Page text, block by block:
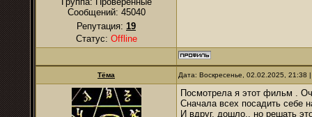
Сообщений: 45040
Репутация: 19
Статус: Offline
Тёма Дата: Воскресенье, 02.02.2025,
Посмотрела я этот фильм .
Сначала всех посадить себе
И вдруг, дошло.. но решать